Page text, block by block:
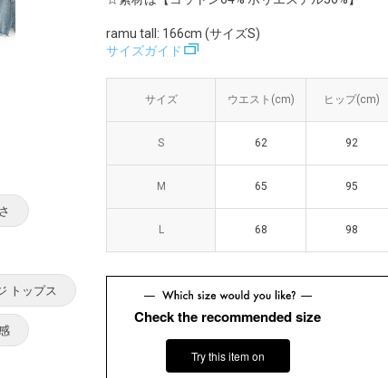
ramu tall: 166cm (サイズS)
サイズガイド
サイズ ウエスト(cm) ヒップ(cm)
S 62 92
M 65 95
L 68 98
サイズ ウエスト(cm) ヒップ(cm)
S 62 92
M 65 95
L 68 98
Check the recommended size
Try this item on
トップス